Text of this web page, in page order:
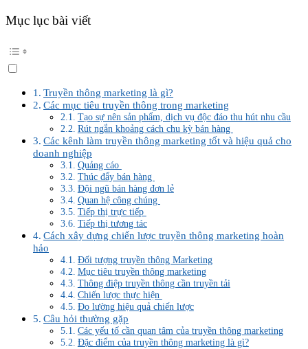
Mục lục bài viết
Truyền thông marketing là gì?
Các mục tiêu truyền thông trong marketing
Tạo sự nên sản phẩm, dịch vụ độc đáo thu hút nhu cầu
Rút ngắn khoảng cách chu kỳ bán hàng
Các kênh làm truyền thông marketing tốt và hiệu quả cho
doanh nghiệp
Quảng cáo
Thúc đẩy bán hàng
Đội ngũ bán hàng đơn lẻ
Quan hệ công chúng
Tiếp thị trực tiếp
Tiếp thị tương tác
Cách xây dựng chiến lược truyền thông marketing hoàn
hảo
Đối tượng truyền thông Marketing
Mục tiêu truyền thông marketing
Thông điệp truyền thông cần truyền tải
Chiến lược thực hiện
Đo lường hiệu quả chiến lược
Câu hỏi thường gặp
Các yếu tố cần quan tâm của truyền thông marketing
Đặc điểm của truyền thông marketing là gì?